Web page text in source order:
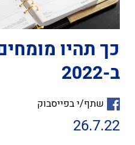
כך תהיו
ב-2022
שתף/י בפייסבוק
26.7.22